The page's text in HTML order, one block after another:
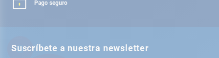
Pago seguro
Suscríbete a nuestra newsletter